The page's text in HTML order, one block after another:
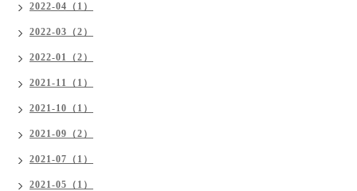
2022-04（1）
2022-03（2）
2022-01（2）
2021-11（1）
2021-10（1）
2021-09（2）
2021-07（1）
2021-05（1）